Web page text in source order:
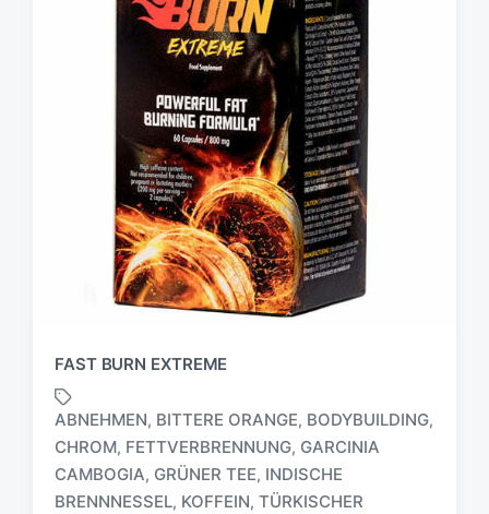
FAST BURN EXTREME
S
c
ABNEHMEN, BITTERE ORANGE, BODYBUILDING,
CHROM, FETTVERBRENNUNG, GARCINIA
CAMBOGIA, GRÜNER TEE, INDISCHE
BRENNNESSEL, KOFFEIN, TÜRKISCHER